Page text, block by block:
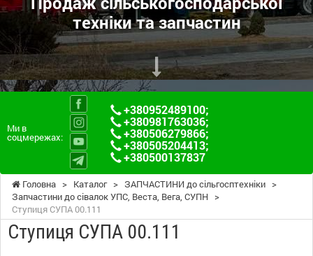
техніки та запчастин
Ми в
соцмережах:
+380952489100;
+380981763036;
+380506279866;
+380505204413;
+380500137837
Головна > Каталог > ЗАПЧАСТИНИ до сільгосптехніки >
Запчастини до сівалок УПС, Веста, Вега, СУПН >
Ступиця СУПА 00.111
Ступиця СУПА 00.111